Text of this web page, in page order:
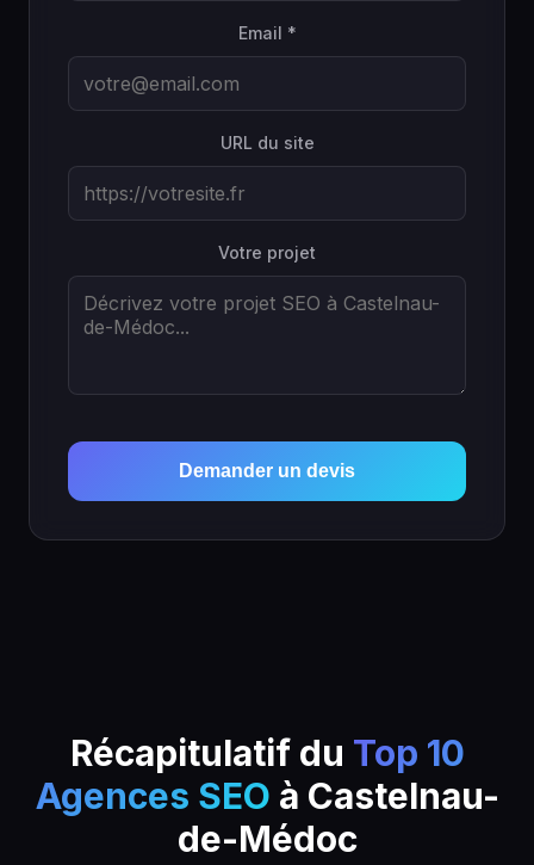
Email *
URL du site
Votre projet
Demander un devis
Récapitulatif du Top 10
Agences SEO à Castelnau-
de-Médoc